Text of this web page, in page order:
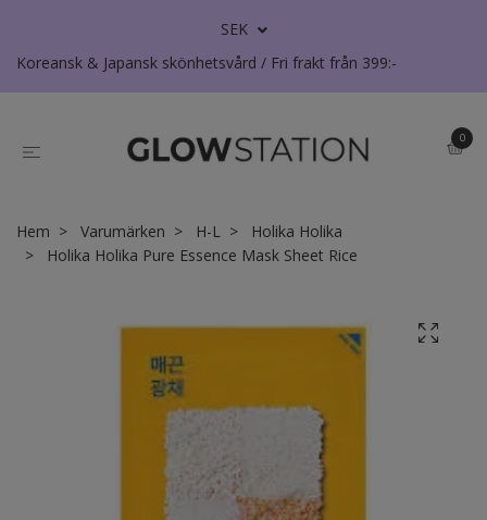
SEK
Koreansk & Japansk skönhetsvård / Fri frakt från 399:-
0
Hem Varumärken H-L
Holika Holika
Holika Holika Pure Essence Mask Sheet Rice